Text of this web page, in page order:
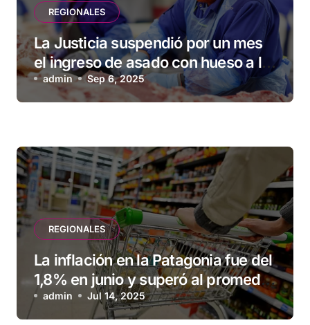
REGIONALES
La Justicia suspendió por un mes
el ingreso de asado con hueso a la
Patagonia
admin Sep 6, 2025
REGIONALES
La inflación en la Patagonia fue del
1,8% en junio y superó al promedio
nacional
admin Jul 14, 2025